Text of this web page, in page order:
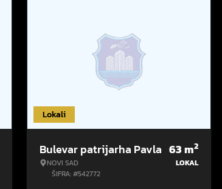
Lokali
Bulevar patrijarha Pavla
NOVI SAD
ŠIFRA: #542772
63m2
LOKAL